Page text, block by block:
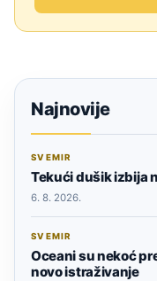
Najnovije
SVEMIR
Tekući dušik izbija
6. 8. 2026.
SVEMIR
Oceani su nekoć
novo istraživanje